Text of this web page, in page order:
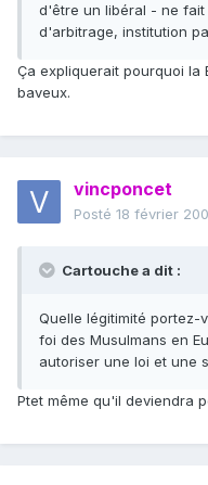
d'être un libéral - ne
d'arbitrage, institution
Ça expliquerait pourquoi la
baveux.
vincponcet
Posté 18 février
Cartouche a dit :
Quelle légitimité portez-
foi des Musulmans en
autoriser une loi et une
Ptet même qu'il deviendra